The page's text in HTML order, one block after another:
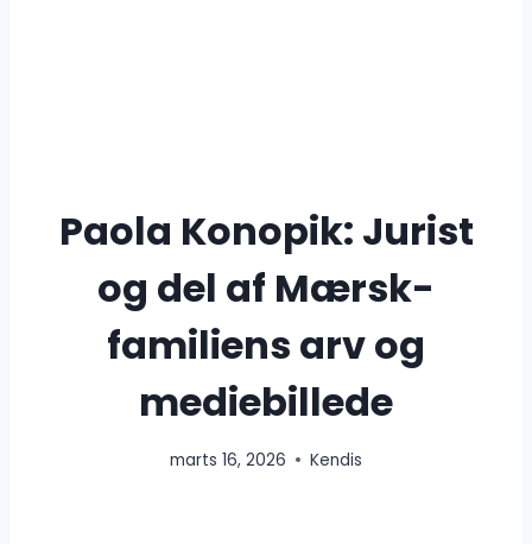
Paola Konopik: Jurist
og del af Mærsk-
familiens arv og
mediebillede
marts 16, 2026 Kendis